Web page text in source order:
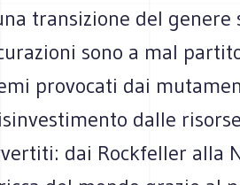
transizione del genere
sono a mal
provocati dai
dalle
dai Rockfeller alla